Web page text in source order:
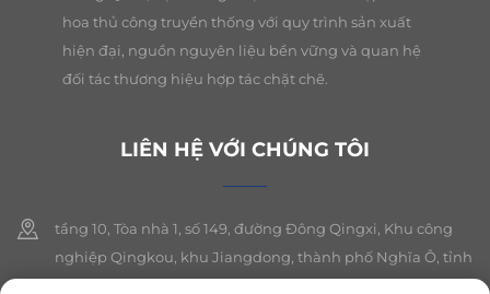
hoa thủ công truyền thống với quy trình sản xuất
hiện đại, nguồn nguyên liệu bền vững và quan hệ
đối tác thương hiệu hợp tác chặt chẽ.
LIÊN HỆ VỚI CHÚNG TÔI
tầng 10, Tòa nhà 1, số 149, đường Đông Qingxi, Khu công
nghiệp Qingkou, khu Jiangdong, thành phố Nghĩa Ô, tỉnh